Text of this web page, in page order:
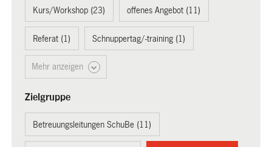
Kurs/Workshop (23) offenes Angebot (11)
Referat (1) Schnuppertag/-training (1)
Mehr anzeigen
Zielgruppe
Betreuungsleitungen SchuBe (11)